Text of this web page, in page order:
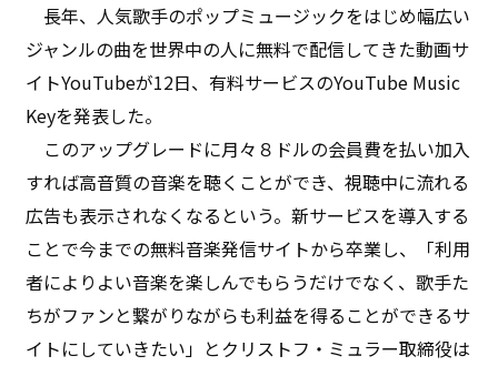
長年、人気歌手のポップミュージックをはじめ幅広い
ジャンルの曲を世界中の人に無料で配信してきた動画サ
イトYouTubeが12日、有料サービスのYouTube Music
Keyを発表した。
このアップグレードに月々８ドルの会員費を払い加入
すれば高音質の音楽を聴くことができ、視聴中に流れる
広告も表示されなくなるという。新サービスを導入する
ことで今までの無料音楽発信サイトから卒業し、「利用
者によりよい音楽を楽しんでもらうだけでなく、歌手た
ちがファンと繋がりながらも利益を得ることができるサ
イトにしていきたい」とクリストフ・ミュラー取締役は